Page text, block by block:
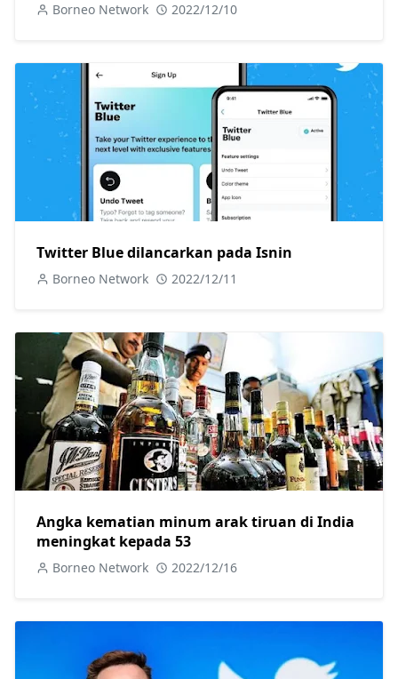
Borneo Network 2022/12/10
Twitter Blue dilancarkan pada Isnin
Borneo Network 2022/12/11
Angka kematian minum arak tiruan di India
meningkat kepada 53
Borneo Network 2022/12/16